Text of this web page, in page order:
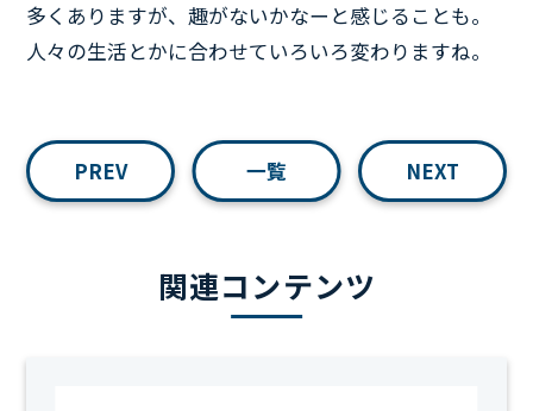
多くありますが、趣がないかなーと感じることも。
人々の生活とかに合わせていろいろ変わりますね。
PREV 一覧 NEXT
関連コンテンツ